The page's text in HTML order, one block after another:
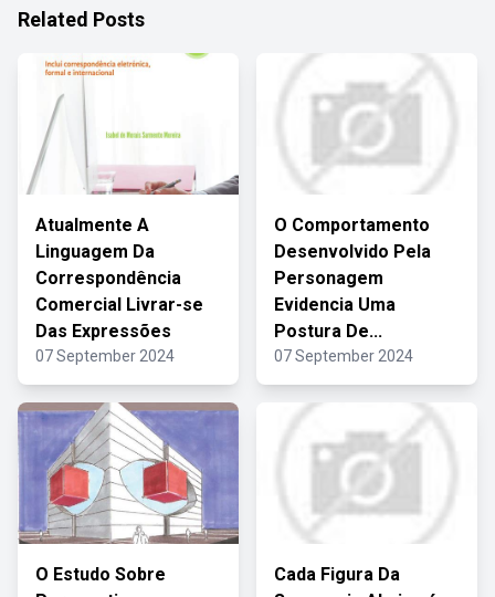
Related Posts
Atualmente A
Linguagem Da
Correspondência
Comercial Livrar-se
Das Expressões
07 September 2024
O Comportamento
Desenvolvido Pela
Personagem
Evidencia Uma
Postura De...
07 September 2024
O Estudo Sobre
Cada Figura Da